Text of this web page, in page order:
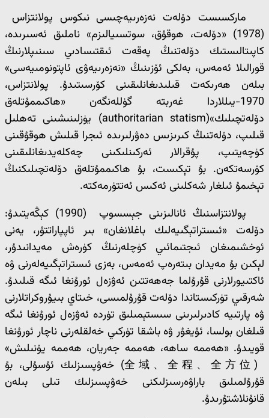
ماركسىست دۆلەت نەزەرىيەچىسى نىكوس پولانتزاس
(1978) «دۆلەت، ھوقۇق، سوتسىيالىزم» ناملىق ئەسىرىدە،
كاپىتالىستىك دۆلەتنىڭ پەقەت ئىقتىسادىي سىنىپلارنىڭ
قورالىلا ئەمەس، بەلكى ئۆزىنىڭ «نەزەرىيەۋى ئاپتونومىيەسى»
بىلەن ھەرىكەت قىلىدىغانلىقىنى كۆرسىتىدۇ. پولانتزاس،
1970-يىللاردا غەربتە گۈللەنگەن «ھاكىممۇتلەق
دۆلەتچىلىك»(authoritarian statism) يۈزلىنىشىنى تەھلىل
قىلىپ، دۆلەتنىڭ كىرىزىس دەۋرلىرىدە ئىجرا قىلىش ھوقۇقىنى
كۈچەيتىپ، پۇقرالار ئەركىنلىكىنى چەكلەيدىغانلىقىنى
كۆرسەتكەن. بۇ تېكىست، بۇ ھاكىممۇتلەق دۆلەتچىلىكنىڭ
تېخىمۇ ئىلغار شەكلىنى ئەكىس ئەتتۈرمەكتە.
پولانتزاسنىڭ ئانالىزىنى جېسسوپ (1990) كېڭەيتىدۇ:
دۆلەت «ئىستراتېگىيەلىك باغلانغان» بىر ئاپپاراتتۇر، يەنى
ئوخشىمىغان ئىجتىمائىي كۈچلەرنىڭ كۈرەش مەيدانىدۇر،
لېكىن بۇ مەيدان بىتەرەپ ئەمەس، بەزى ئىستراتېگىيەلەرنى ۋە
ئاكتىيورلارنى قۇرۇلما جەھەتتىن ئەۋزەل ئورۇنغا ئىگە قىلىدۇ.
شەرقىي تۈركىستاندا دۆلەت قۇرۇلمىسى، خىتاي بىيۇروكراتلارنى
ۋە پارتىيە كادىرلىرىنى سىستېمىلىق تۈردە ئەۋزەل ئورۇنغا ئىگە
قىلغان بولسا، ئۇيغۇر ۋە باشقا تۈركىي خەلقلەرنى ناچار ئورۇنغا
قويىدۇ. «ھەممە ساھە، ھەممە جەريان، ھەممە يۆنىلىش»
(全域、全程、全方位) خەۋپسىزلىك ئۇسۇلى، بۇ
قۇرۇلمىلىق باراۋەرسىزلىكنى خەۋپسىزلىك تىلى بىلەن
قانۇنلاشتۇرىدۇ.